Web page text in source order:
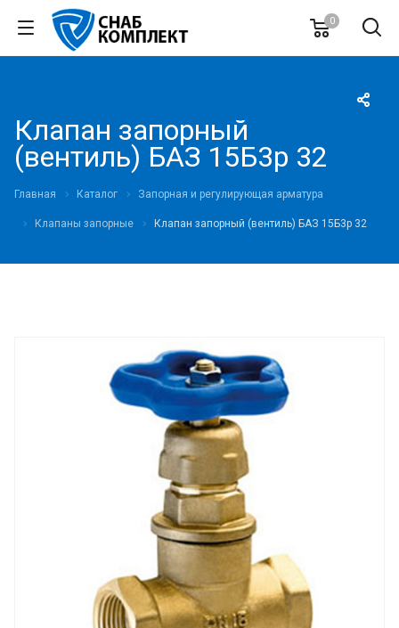
0
Клапан запорный
(вентиль) БАЗ 15Б3р 32
Главная Каталог Запорная и регулирующая арматура
Клапаны запорные Клапан запорный (вентиль) БАЗ 15Б3р 32